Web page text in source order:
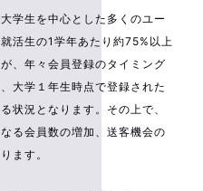
学生を中心とした多くのユー
活生の1学年あたり約75%以上
、年々会員登録のタイミング
大学１年生時点で登録された
状況となります。その上で、
る会員数の増加、送客機会の
ます。